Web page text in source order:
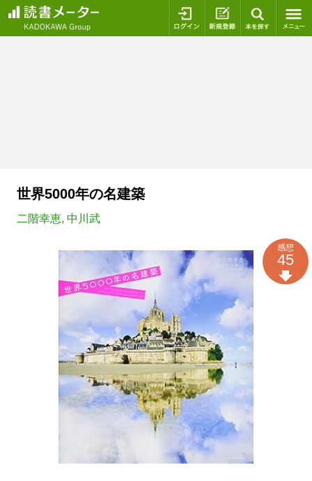
ログイン 新規登録
世界5000年の名建築
二階幸恵, 中川武
感想
45